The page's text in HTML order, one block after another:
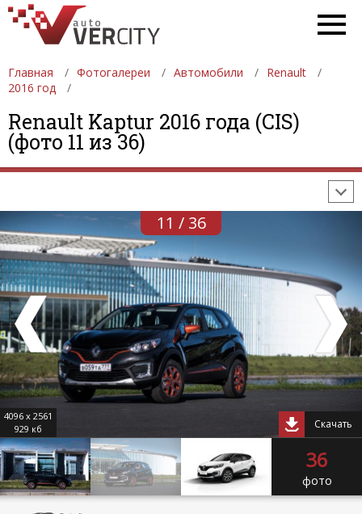
Главная Фотогалереи Автомобили
Renault
2016 год
Renault Kaptur 2016 года (CIS)
(фото 11 из 36)
ФОТОГАЛЕРЕИ АВТОМОБИЛИ
ДЕВУШКИ
АВТОСАЛОНЫ
ФОРМУЛА-1
11 / 36
4096 x 2561
929 кб
Скачать
36
фото